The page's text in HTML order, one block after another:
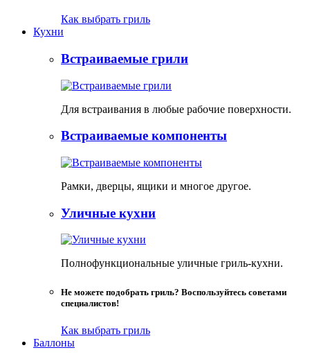
Как выбрать гриль
Кухни
Встраиваемые грили
Для встраивания в любые рабочие поверхности.
Встраиваемые компоненты
Рамки, дверцы, ящики и многое другое.
Уличные кухни
Полнофункциональные уличные гриль-кухни.
Не можете подобрать гриль? Воспользуйтесь советами
специалистов!
Как выбрать гриль
Баллоны